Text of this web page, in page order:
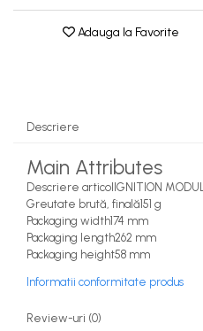
Pistoane
Pompa ulei
Rezervor carburant
Rulmenti
Tobe esapament
Volanta
Adauga la Favorite
Descriere
Main Attributes
Descriere articolIGNITION
Greutate brută, finală151 g
Packaging width174 mm
Packaging length262 mm
Packaging height58 mm
Informatii conformitate produs
Review-uri (0)